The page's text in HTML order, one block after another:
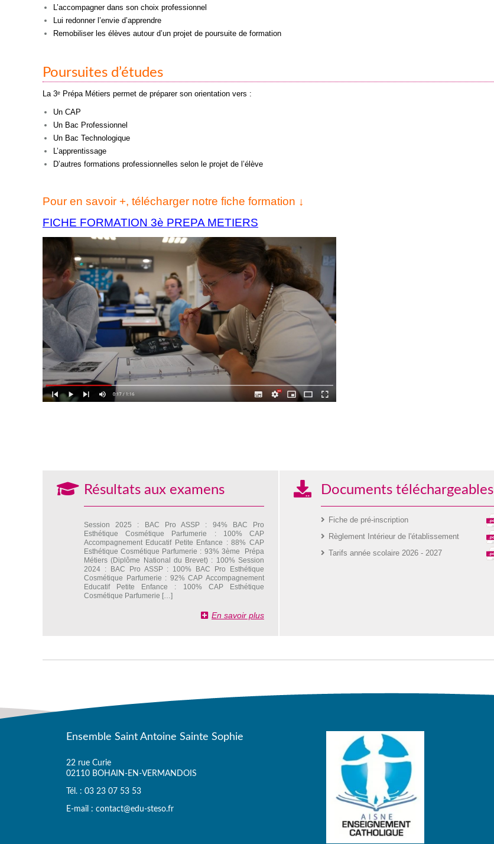
L’accompagner dans son choix professionnel
Lui redonner l’envie d’apprendre
Remobiliser les élèves autour d’un projet de poursuite de formation
Poursuites d’études
La 3ᵉ Prépa Métiers permet de préparer son orientation vers :
Un CAP
Un Bac Professionnel
Un Bac Technologique
L’apprentissage
D’autres formations professionnelles selon le projet de l’élève
Pour en savoir +, télécharger notre fiche formation ↓
FICHE FORMATION 3è PREPA METIERS
Résultats aux examens
Session 2025 : BAC Pro ASSP : 94% BAC Pro
Esthétique Cosmétique Parfumerie : 100% CAP
Accompagnement Educatif Petite Enfance : 88% CAP
Esthétique Cosmétique Parfumerie : 93% 3ème Prépa
Métiers (Diplôme National du Brevet) : 100% Session
2024 : BAC Pro ASSP : 100% BAC Pro Esthétique
Cosmétique Parfumerie : 92% CAP Accompagnement
Educatif Petite Enfance : 100% CAP Esthétique
Cosmétique Parfumerie […]
En savoir plus
Documents téléchargeables
Fiche de pré-inscription
Règlement Intérieur de l'établissement
Tarifs année scolaire 2026 - 2027
Ensemble Saint Antoine Sainte Sophie
22 rue Curie
02110 BOHAIN-EN-VERMANDOIS
Tél. : 03 23 07 53 53
E-mail : contact@edu-steso.fr